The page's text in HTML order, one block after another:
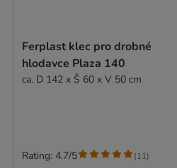
Ferplast klec pro drobné
hlodavce Plaza 140
ca. D 142 x Š 60 x V 50 cm
Rating: 4.7/5 (11)